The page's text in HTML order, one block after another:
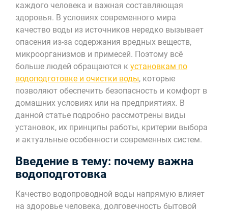
каждого человека и важная составляющая
здоровья. В условиях современного мира
качество воды из источников нередко вызывает
опасения из-за содержания вредных веществ,
микроорганизмов и примесей. Поэтому всё
больше людей обращаются к установкам по
водоподготовке и очистки воды, которые
позволяют обеспечить безопасность и комфорт в
домашних условиях или на предприятиях. В
данной статье подробно рассмотрены виды
установок, их принципы работы, критерии выбора
и актуальные особенности современных систем.
Введение в тему: почему важна
водоподготовка
Качество водопроводной воды напрямую влияет
на здоровье человека, долговечность бытовой